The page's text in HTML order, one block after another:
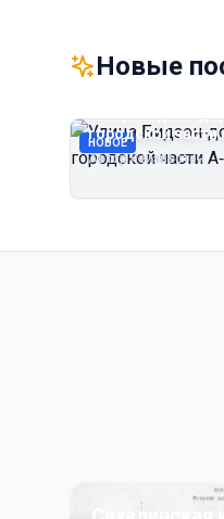
Новые
НОВОЕ
Улица
городской части
Автор неизвестен